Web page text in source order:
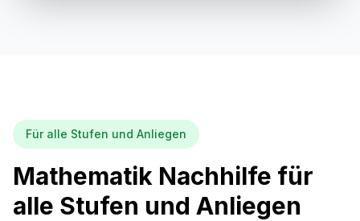
Für alle Stufen und Anliegen
Mathematik Nachhilfe für
alle Stufen und Anliegen